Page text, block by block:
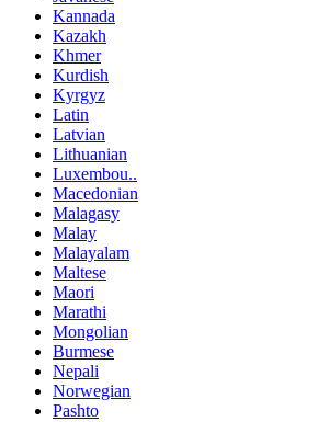
Kannada
Kazakh
Khmer
Kurdish
Kyrgyz
Latin
Latvian
Lithuanian
Luxembou..
Macedonian
Malagasy
Malay
Malayalam
Maltese
Maori
Marathi
Mongolian
Burmese
Nepali
Norwegian
Pashto